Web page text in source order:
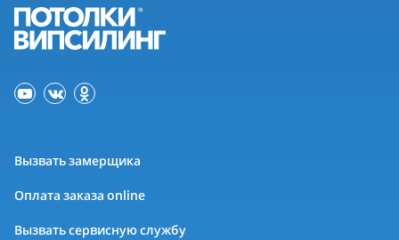
Вызвать замерщика
Оплата заказа online
Вызвать сервисную службу